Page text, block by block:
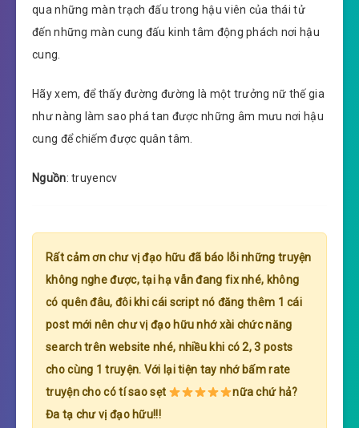
qua những màn trạch đấu trong hậu viên của thái tử
đến những màn cung đấu kinh tâm động phách nơi hậu
cung.
Hãy xem, để thấy đường đường là một trưởng nữ thế gia
như nàng làm sao phá tan được những âm mưu nơi hậu
cung để chiếm được quân tâm.
Nguồn: truyencv
Rất cảm ơn chư vị đạo hữu đã báo lỗi những truyện
không nghe được, tại hạ vẫn đang fix nhé, không
có quên đâu, đôi khi cái script nó đăng thêm 1 cái
post mới nên chư vị đạo hữu nhớ xài chức năng
search trên website nhé, nhiều khi có 2, 3 posts
cho cùng 1 truyện. Với lại tiện tay nhớ bấm rate
truyện cho có tí sao sẹt
nữa chứ hả?
Đa tạ chư vị đạo hữu!!!